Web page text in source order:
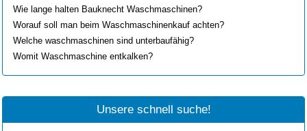
Wie lange halten Bauknecht Waschmaschinen?
Worauf soll man beim Waschmaschinenkauf achten?
Welche waschmaschinen sind unterbaufähig?
Womit Waschmaschine entkalken?
Unsere schnell suche!